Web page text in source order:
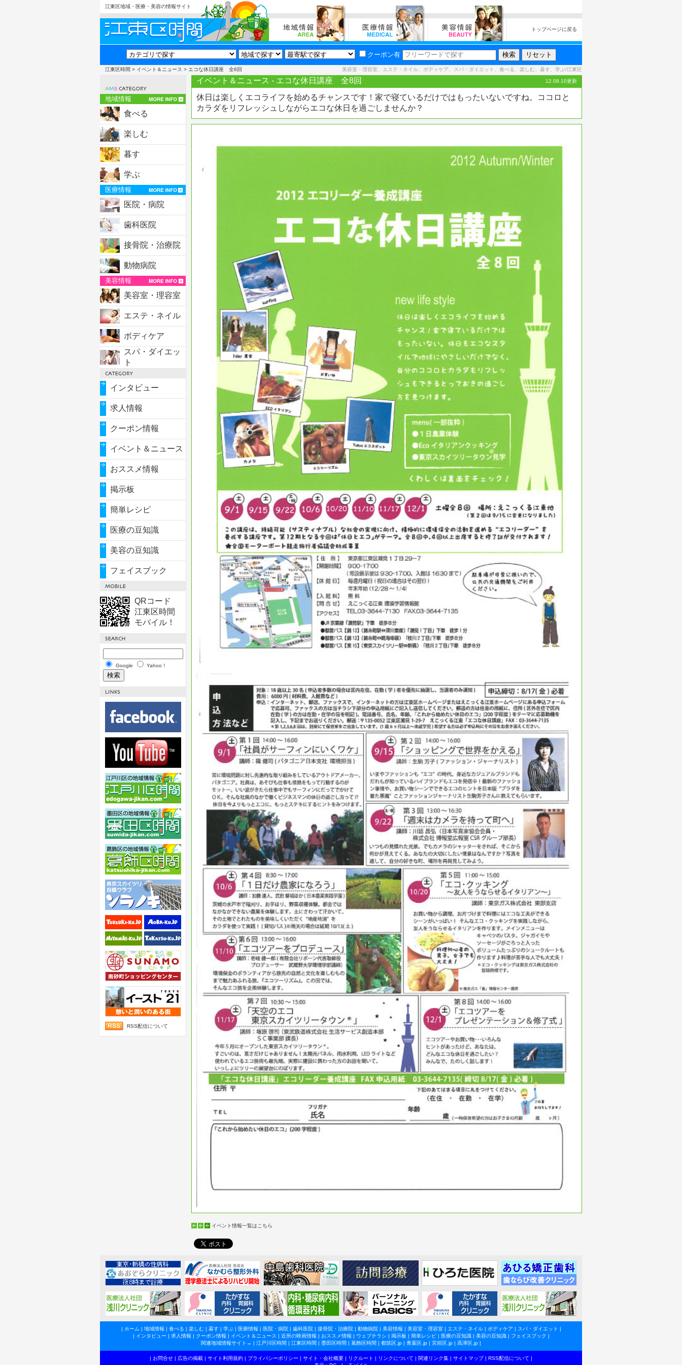
江東区地域・医療・美容の情報サイト
トップページに戻る
クーポン有
江東区時間 > イベント＆ニュース > エコな休日講座 全8回 美容室・理容室、エステ・ネイル、ボディケア、スパ・ダイエット、食べる、楽しむ、暮す、学ぶ/江東区
地域情報
食べる
楽しむ
暮す
学ぶ
医療情報
医院・病院
歯科医院
接骨院・治療院
動物病院
美容情報
美容室・理容室
エステ・ネイル
ボディケア
スパ・ダイエッ
ト
インタビュー
求人情報
クーポン情報
イベント＆ニュース
おススメ情報
掲示板
簡単レシピ
医療の豆知識
美容の豆知識
フェイスブック
QRコード
江東区時間
モバイル！
Google Yahoo！
RSS配信について
イベント＆ニュース - エコな休日講座 全8回 12.08.10更新
休日は楽しくエコライフを始めるチャンスです！家で寝ているだけではもったいないですね。ココロと
カラダをリフレッシュしながらエコな休日を過ごしませんか？
イベント情報一覧はこちら
| ホーム | 地域情報 | 食べる | 楽しむ| 暮す| 学ぶ| 医療情報 | 医院・病院| 歯科医院| 接骨院・治療院| 動物病院| 美容情報 | 美容室・理容室| エステ・ネイル| ボディケア | スパ・ダイエット |
| インタビュー | 求人情報 | クーポン情報 | イベント＆ニュース | 近所の映画情報 | おススメ情報 | ウェブチラシ | 掲示板 | 簡単レシピ| 医療の豆知識| 美容の豆知識| フェイスブック |
関連地域情報サイト→ | 江戸川区時間 | 江東区時間 | 墨田区時間 | 葛飾区時間 | 都筑区.jp | 青葉区.jp | 宮前区.jp | 高津区.jp |
| お問合せ | 広告の掲載 | サイト利用規約 | プライバシーポリシー | サイト・会社概要 | リクルート | リンクについて | 関連リンク集 | サイトマップ| RSS配信について |